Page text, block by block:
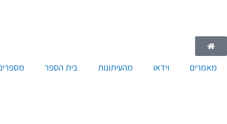
מאמרים וידאו מהעיתונות בית הספר